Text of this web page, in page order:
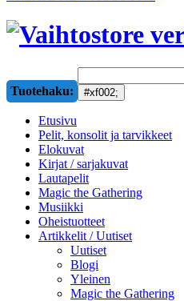
Tuotehaku:
Etusivu
Pelit, konsolit ja tarvikkeet
Elokuvat
Kirjat / sarjakuvat
Lautapelit
Magic the Gathering
Musiikki
Oheistuotteet
Artikkelit / Uutiset
Uutiset
Blogi
Yleinen
Magic the Gathering